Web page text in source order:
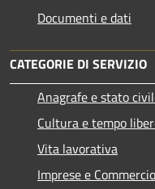
Documenti e dati
CATEGORIE DI SERVIZIO
Anagrafe e stato
Cultura e tempo
Vita lavorativa
Imprese e Commercio